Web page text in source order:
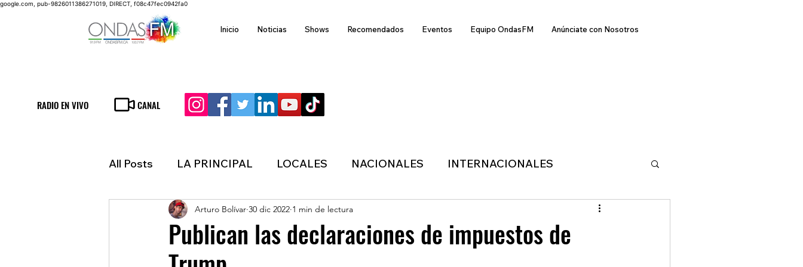
google.com, pub-9826011386271019, DIRECT, f08c47fec0942fa0
Inicio Noticias Shows Recomendados Eventos Equipo OndasFM Anúnciate con Nosotros
RADIO EN VIVO CANAL
All Posts LA PRINCIPAL LOCALES NACIONALES INTERNACIONALES
ESPECTACULOS FINANZAS ECONÓMICA TECNOLOGIA
LATINOAMERICA
Publican las declaraciones de impuestos de
Arturo Bolívar 30 dic 2022 1 min de lectura